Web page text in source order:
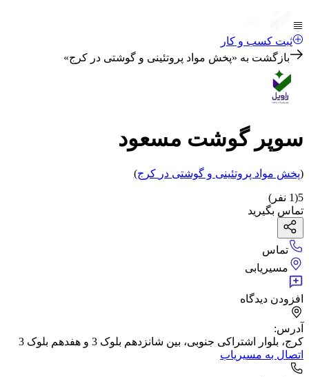
ثبت کسب و کار
بازگشت به «پخش مواد پروتئینی و گوشتی در کرج»
سوپر گوشت مسعود
(پخش مواد پروتئینی و گوشتی در کرج)
5
(
1 نفر)
تماس بگیرید
تماس
مسیریابی
افزودن دیدگاه
آدرس:
کرج، بلوار اشتراکی جنوبی، بین شانزدهم بلوک 3 و هفدهم بلوک 3
اتصال به مسیریاب